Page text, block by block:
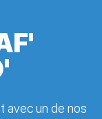
avec un de nos